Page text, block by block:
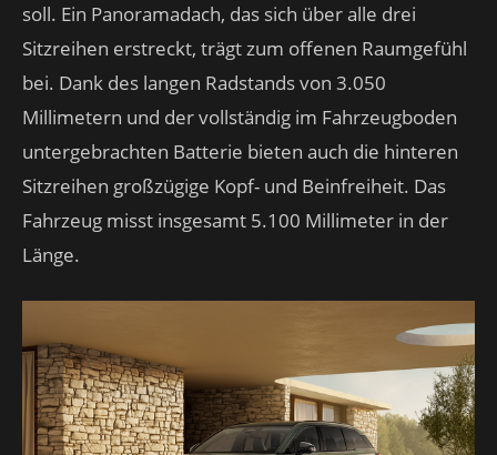
soll. Ein Panoramadach, das sich über alle drei
Sitzreihen erstreckt, trägt zum offenen Raumgefühl
bei. Dank des langen Radstands von 3.050
Millimetern und der vollständig im Fahrzeugboden
untergebrachten Batterie bieten auch die hinteren
Sitzreihen großzügige Kopf- und Beinfreiheit. Das
Fahrzeug misst insgesamt 5.100 Millimeter in der
Länge.